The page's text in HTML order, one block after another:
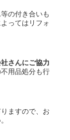
の付き合いも
ってはリフォ
さんにご協力
用品処分も行
ますので、お